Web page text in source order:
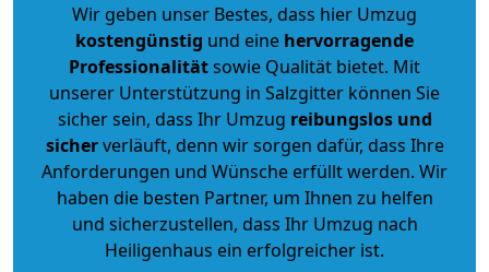
Wir geben unser Bestes, dass hier Umzug
kostengünstig und eine hervorragende
Professionalitätsowie Qualität bietet. Mit
unserer Unterstützung in Salzgitter können Sie
sicher sein, dass Ihr Umzug reibungslos und
sicherverläuft, denn wir sorgen dafür, dass Ihre
Anforderungen und Wünsche erfüllt werden. Wir
haben die besten Partner, um Ihnen zu helfen
und sicherzustellen, dass Ihr Umzug nach
Heiligenhaus ein erfolgreicher ist.